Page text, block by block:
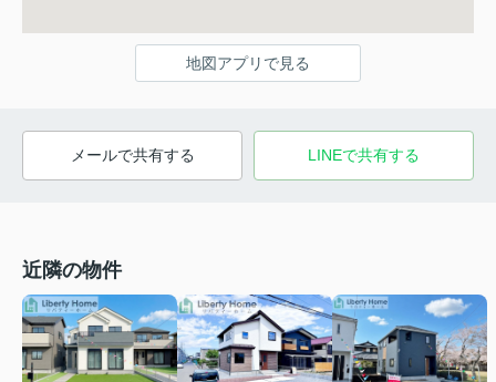
地図アプリで見る
メールで共有する LINEで共有する
近隣の物件